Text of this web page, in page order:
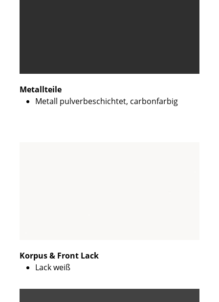
Metallteile
Metall pulverbeschichtet, carbonfarbig
Korpus & Front Lack
Lack weiß